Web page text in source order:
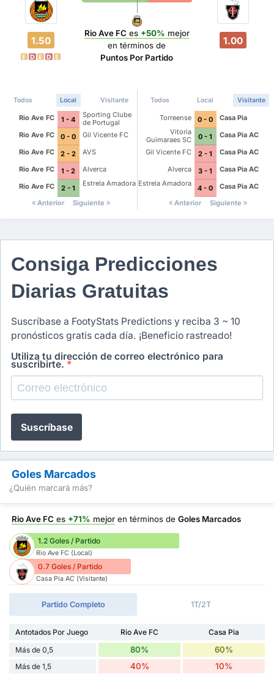
1.50
E D E D E
Rio Ave FC es +50% mejor
en términos de
Puntos Por Partido
1.00
Todos Local Visitante
Rio Ave FC 1 - 4
Sporting Clube
de Portugal
Rio Ave FC
0 - 0
Gil Vicente FC
Rio Ave FC
2 - 2
AVS
Rio Ave FC
1 - 2
Alverca
Rio Ave FC
2 - 1
Estrela Amadora
Anterior Siguiente
Todos Local Visitante
Torreense 0 - 0
Casa Pia
Vitoria
Guimaraes SC
0 - 1
Casa Pia AC
Gil Vicente FC
2 - 1
Casa Pia AC
Alverca
3 - 1
Casa Pia AC
Estrela Amadora
4 - 0
Casa Pia AC
Anterior
Siguiente
Consiga Predicciones
Diarias Gratuitas
Suscríbase a FootyStats Predictions y reciba 3 ~ 10
pronósticos gratis cada día. ¡Beneficio rastreado!
Utiliza tu dirección de correo electrónico para
suscribirte. *
Suscríbase
Goles Marcados
¿Quién marcará más?
Rio Ave FC es +71% mejor en términos de Goles Marcados
1.2 Goles / Partido
Rio Ave FC (Local)
0.7 Goles / Partido
Casa Pia AC (Visitante)
Partido Completo 1T/2T
Antotados Por Juego Rio Ave FC
Casa Pia
Más de 0,5
80% 60%
Más de 1,5 40% 10%